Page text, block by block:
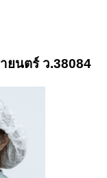
ยนตร์ ว.38084